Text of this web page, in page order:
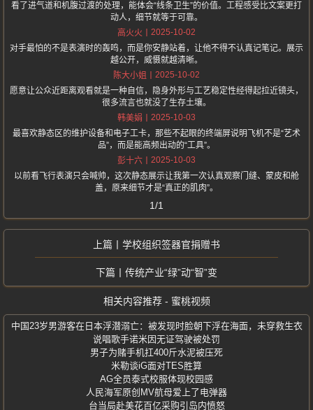
看了进气道和机腹过渡的处理，能体会“线条卫生”的价值。工程感受比文案更打
动人，细节就等于可靠。
高火火
2025-10-02
对手最怕的不是表演时的轰鸣，而是你安静站着，让他不得不认真记笔记。展示
越公开，威慑就越清晰。
陈大小姐
2025-10-02
愿意让公众近距离观看就是一种自信，隐身外形与工艺稳定性经得起拉近镜头，
很多流言也就没了生存土壤。
韩美娟
2025-10-03
最喜欢静态区的维护设备和电子工卡，那些不起眼的终端屏说明飞机不是“艺术
品”，而是能高频出动的“工具”。
彭十六
2025-10-03
以前看飞行表演只会喊帅，这次静态展示让我第一次认真观察门缝、蒙皮和舱
盖，原来细节才是“真正的肌肉”。
1/1
学校组织签器官捐赠书
传统产业“绿”动“智”变
相关内容推荐 - 蜜桃视频
中国23岁男游客在日本浮潜溺亡：被发现时脸朝下浮在海面，未穿救生衣
说唱歌手诺米因无证驾驶被处罚
男子为赌手机扛400斤水泥被压死
米勒谈iG面对TES胜算
AG全员泰式校服体现校园感
人民海军原创MV航母爱上了电弹器
台当局赴美花百亿采购引岛内愤怒